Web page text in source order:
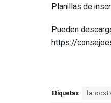
Planillas de
Pueden
https://
Etiquetas la